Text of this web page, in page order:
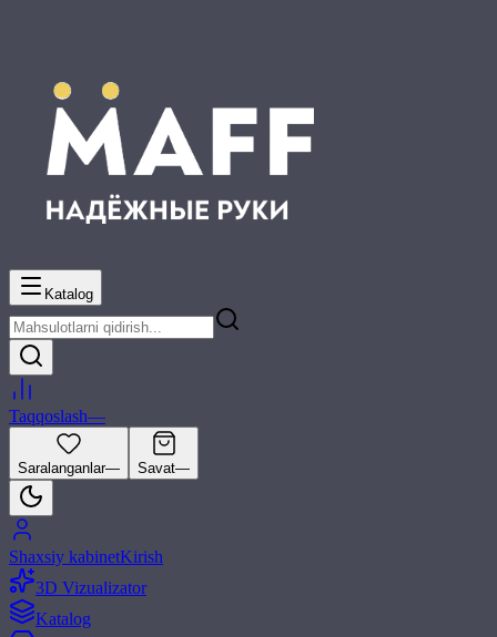
Katalog
Taqqoslash—
Saralanganlar— Savat—
Shaxsiy kabinetKirish
3D Vizualizator
Katalog